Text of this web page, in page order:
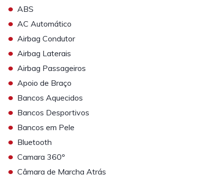
• ABS
• AC Automático
• Airbag Condutor
• Airbag Laterais
• Airbag Passageiros
• Apoio de Braço
• Bancos Aquecidos
• Bancos Desportivos
• Bancos em Pele
• Bluetooth
• Camara 360º
• Câmara de Marcha Atrás